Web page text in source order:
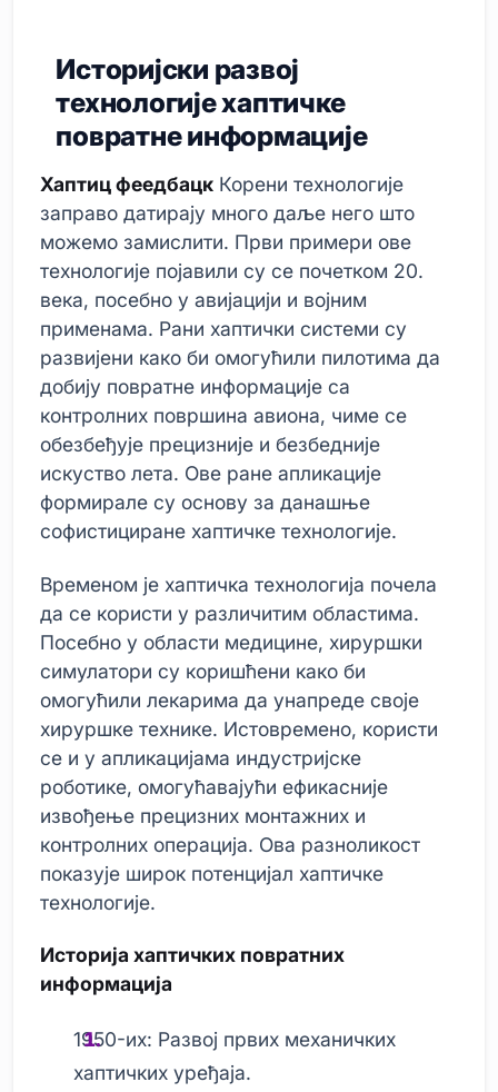
Историјски развој
технологије хаптичке
повратне информације
Хаптиц феедбацк Корени технологије
заправо датирају много даље него што
можемо замислити. Први примери ове
технологије појавили су се почетком 20.
века, посебно у авијацији и војним
применама. Рани хаптички системи су
развијени како би омогућили пилотима да
добију повратне информације са
контролних површина авиона, чиме се
обезбеђује прецизније и безбедније
искуство лета. Ове ране апликације
формирале су основу за данашње
софистициране хаптичке технологије.
Временом је хаптичка технологија почела
да се користи у различитим областима.
Посебно у области медицине, хируршки
симулатори су коришћени како би
омогућили лекарима да унапреде своје
хируршке технике. Истовремено, користи
се и у апликацијама индустријске
роботике, омогућавајући ефикасније
извођење прецизних монтажних и
контролних операција. Ова разноликост
показује широк потенцијал хаптичке
технологије.
Историја хаптичких повратних
информација
1950-их: Развој првих механичких
хаптичких уређаја.